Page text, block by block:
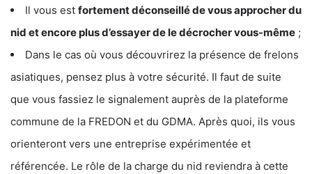
Il vous est fortement déconseillé de vous approcher du
nid et encore plus d’essayer de le décrocher vous-même ;
Dans le cas où vous découvrirez la présence de frelons
asiatiques, pensez plus à votre sécurité. Il faut de suite
que vous fassiez le signalement auprès de la plateforme
commune de la FREDON et du GDMA. Après quoi, ils vous
orienteront vers une entreprise expérimentée et
référencée. Le rôle de la charge du nid reviendra à cette